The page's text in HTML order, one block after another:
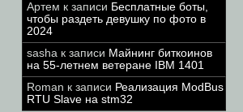
Артем к записи Бесплатные боты,
чтобы раздеть девушку по фото в
2024
sasha к записи Майнинг биткоинов
на 55-летнем ветеране IBM 1401
Roman к записи Реализация ModBus
RTU Slave на stm32